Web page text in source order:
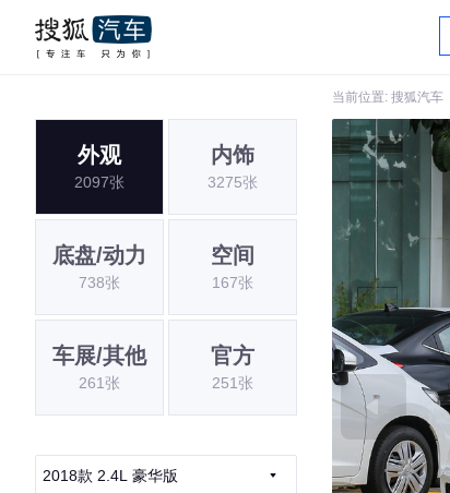
当前位置: 搜狐汽车
外观
2097张
内饰
3275张
底盘/动力
738张
空间
167张
车展/其他
261张
官方
251张
2018款 2.4L 豪华版